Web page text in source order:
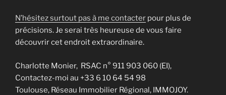
N’hésitez surtout pas à me contacter pour plus de
précisions. Je serai très heureuse de vous faire
découvrir cet endroit extraordinaire.
Charlotte Monier, RSAC n° 911 903 060 (EI),
Contactez-moi au +33 6 10 64 54 98
Toulouse, Réseau Immobilier Régional, IMMOJOY.